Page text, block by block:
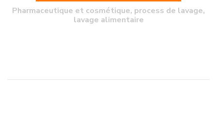
Pharmaceutique et cosmétique, process de lavage,
lavage alimentaire